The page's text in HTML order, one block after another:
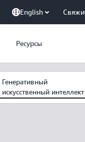
English
Ресурсы
Генеративный
искусственный интеллект